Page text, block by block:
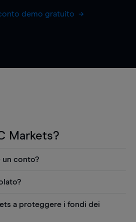
demo gratuito
Markets?
un conto?
gratuitamente i prezzi e
grafici, notizie Reuters
sui titoli azionari di
federale tedesca di
a proteggere i fondi dei